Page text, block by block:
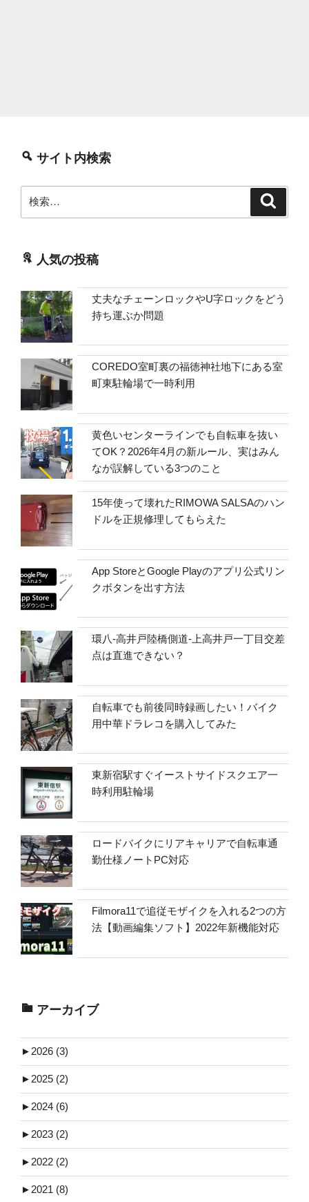
サイト内検索
索:
人気の投稿
丈夫なチェーンロックやU字ロックをどう
持ち運ぶか問題
COREDO室町裏の福徳神社地下にある室
町東駐輪場で一時利用
黄色いセンターラインでも自転車を抜い
てOK？2026年4月の新ルール、実はみん
なが誤解している3つのこと
15年使って壊れたRIMOWA SALSAのハン
ドルを正規修理してもらえた
App StoreとGoogle Playのアプリ公式リン
クボタンを出す方法
環八-高井戸陸橋側道-上高井戸一丁目交差
点は直進できない？
自転車でも前後同時録画したい！バイク
用中華ドラレコを購入してみた
東新宿駅すぐイーストサイドスクエア一
時利用駐輪場
ロードバイクにリアキャリアで自転車通
勤仕様ノートPC対応
Filmora11で追従モザイクを入れる2つの方
法【動画編集ソフト】2022年新機能対応
アーカイブ
►2026 (3)
►2025 (2)
►2024 (6)
►2023 (2)
►2022 (2)
►2021 (8)